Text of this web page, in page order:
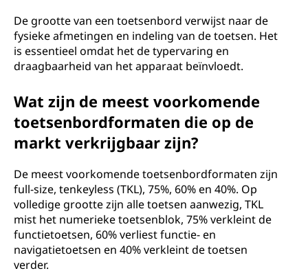
De grootte van een toetsenbord verwijst naar de
fysieke afmetingen en indeling van de toetsen. Het
is essentieel omdat het de typervaring en
draagbaarheid van het apparaat beïnvloedt.
Wat zijn de meest voorkomende
toetsenbordformaten die op de
markt verkrijgbaar zijn?
De meest voorkomende toetsenbordformaten zijn
full-size, tenkeyless (TKL), 75%, 60% en 40%. Op
volledige grootte zijn alle toetsen aanwezig, TKL
mist het numerieke toetsenblok, 75% verkleint de
functietoetsen, 60% verliest functie- en
navigatietoetsen en 40% verkleint de toetsen
verder.